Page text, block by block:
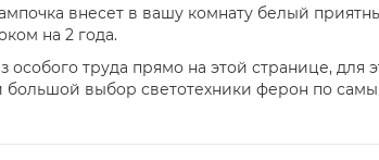
внесет в вашу комнату белый
на 2 года.
особого труда прямо на этой странице, для
большой выбор светотехники ферон по